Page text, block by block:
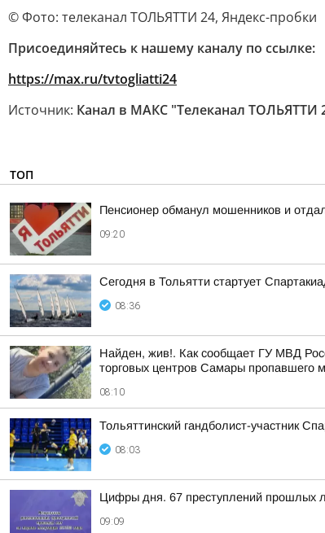
© Фото: телеканал ТОЛЬЯТТИ 24, Яндекс-пробки
Присоединяйтесь к нашему каналу по ссылке:
https://max.ru/tvtogliatti24
Источник: Канал в МАКС "Телеканал ТОЛЬЯТТИ
ТОП
Пенсионер обманул мошенников и
09:20
Сегодня в Тольятти стартует
08:36
Найден, жив!. Как сообщает ГУ МВД
торговых центров Самары пропавшего
08:10
Тольяттинский гандболист-участник
08:03
Цифры дня. 67 преступлений прошлых
09:09